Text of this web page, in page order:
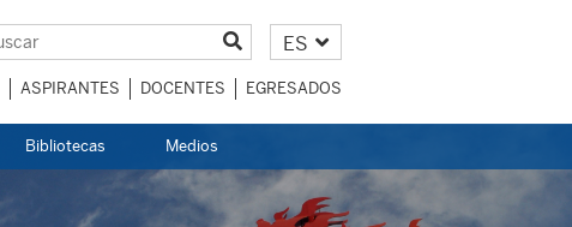
ES
ASPIRANTES DOCENTES EGRESADOS
Bibliotecas Medios